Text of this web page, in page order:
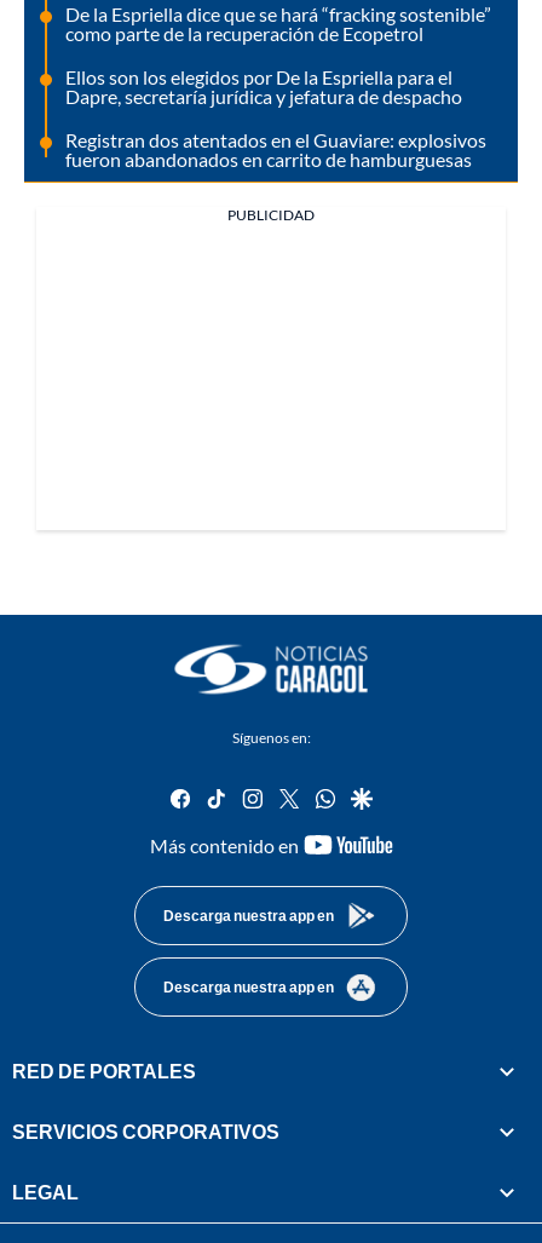
De la Espriella dice que se hará “fracking sostenible”
como parte de la recuperación de Ecopetrol
Ellos son los elegidos por De la Espriella para el
Dapre, secretaría jurídica y jefatura de despacho
Registran dos atentados en el Guaviare: explosivos
fueron abandonados en carrito de hamburguesas
PUBLICIDAD
Síguenos en:
facebook
tiktok instagram
twitterwhatsapp
google
Más contenido en
youtube-
Descarga nuestra app en
Descarga nuestra app en
RED DE PORTALES
SERVICIOS CORPORATIVOS
LEGAL